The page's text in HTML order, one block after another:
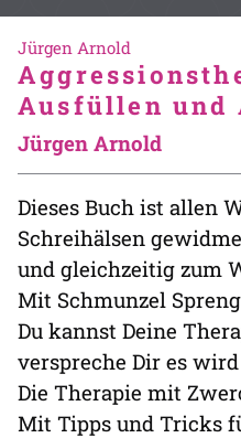
Jürgen Arnold
Ausfüllen und
Jürgen Arnold
Dieses Buch ist allen
Schreihälsen
und gleichzeitig zum
Mit Schmunzel
Du kannst Deine
verspreche Dir es
Die Therapie mit
Mit Tipps und Tricks